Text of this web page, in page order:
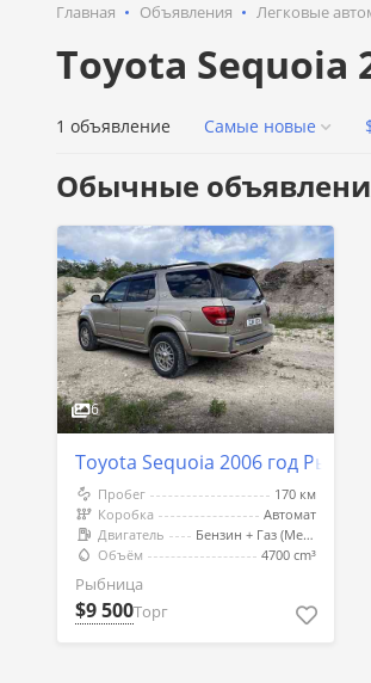
Главная Объявления Легковые
Toyota Sequoia
1 объявление Самые новые
Обычные
6
Toyota Sequoia 2006 год
Пробег
170 км
Коробка
Автомат
Двигатель
Бензин + Газ (Метан)
Объём
4700 cm³
Рыбница
$9 500Торг